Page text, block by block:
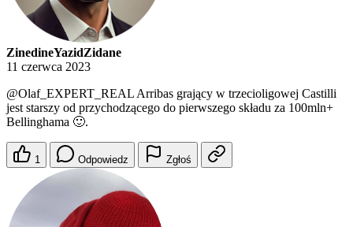
ZinedineYazidZidane
11 czerwca 2023
@Olaf_EXPERT_REAL Arribas grający w trzecioligowej Castilli
jest starszy od przychodzącego do pierwszego składu za 100mln+
Bellinghama 🙂.
1 Odpowiedz Zgłoś